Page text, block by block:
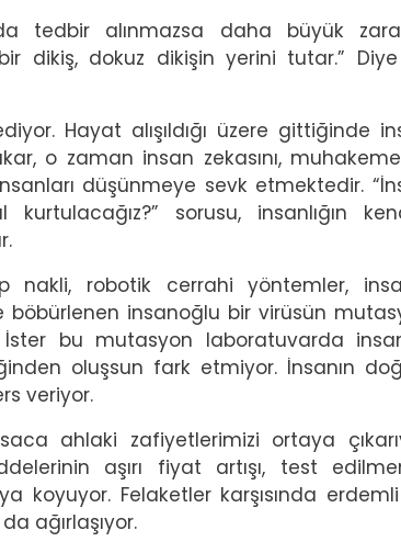
tedbir alınmazsa daha büyük
bir dikiş, dokuz dikişin yerini tutar.”
Hayat alışıldığı üzere gittiğinde
o zaman insan zekasını,
düşünmeye sevk etmektedir.
sorusu, insanlığın
nakli, robotik cerrahi yöntemler,
böbürlenen insanoğlu bir virüsün
bu mutasyon laboratuvarda
oluşsun fark etmiyor. İnsanın
veriyor.
ahlaki zafiyetlerimizi ortaya
aşırı fiyat artışı, test
koyuyor. Felaketler karşısında
ağırlaşıyor.